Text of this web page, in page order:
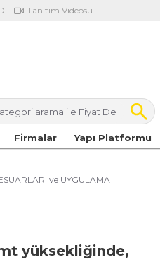
Tanıtım Videosu
Firmalar Yapı Platformu
ve UYGULAMA
yüksekliğinde,